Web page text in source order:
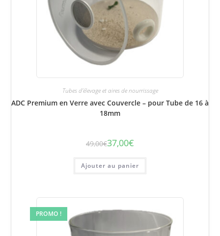
Tubes d'élevage et aires de nourrissage
ADC Premium en Verre avec Couvercle – pour Tube de 16 à
18mm
49,00€ Le
initial
était :
49,00€.
37,00€
Le
actuel
est :
37,00€.
Ajouter au panier
PROMO !